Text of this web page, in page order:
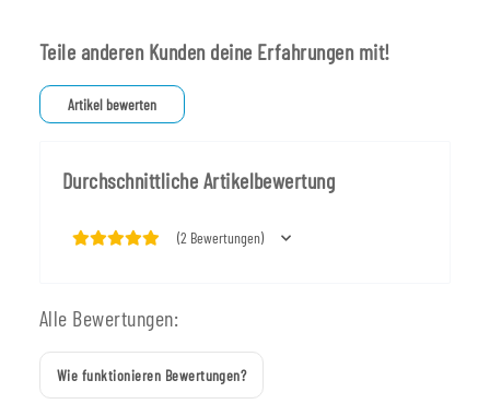
Durchschnittliche Artikelbewertung
(2 Bewertungen)
Teile anderen Kunden deine Erfahrungen mit!
Artikel bewerten
Alle Bewertungen:
Wie funktionieren Bewertungen?